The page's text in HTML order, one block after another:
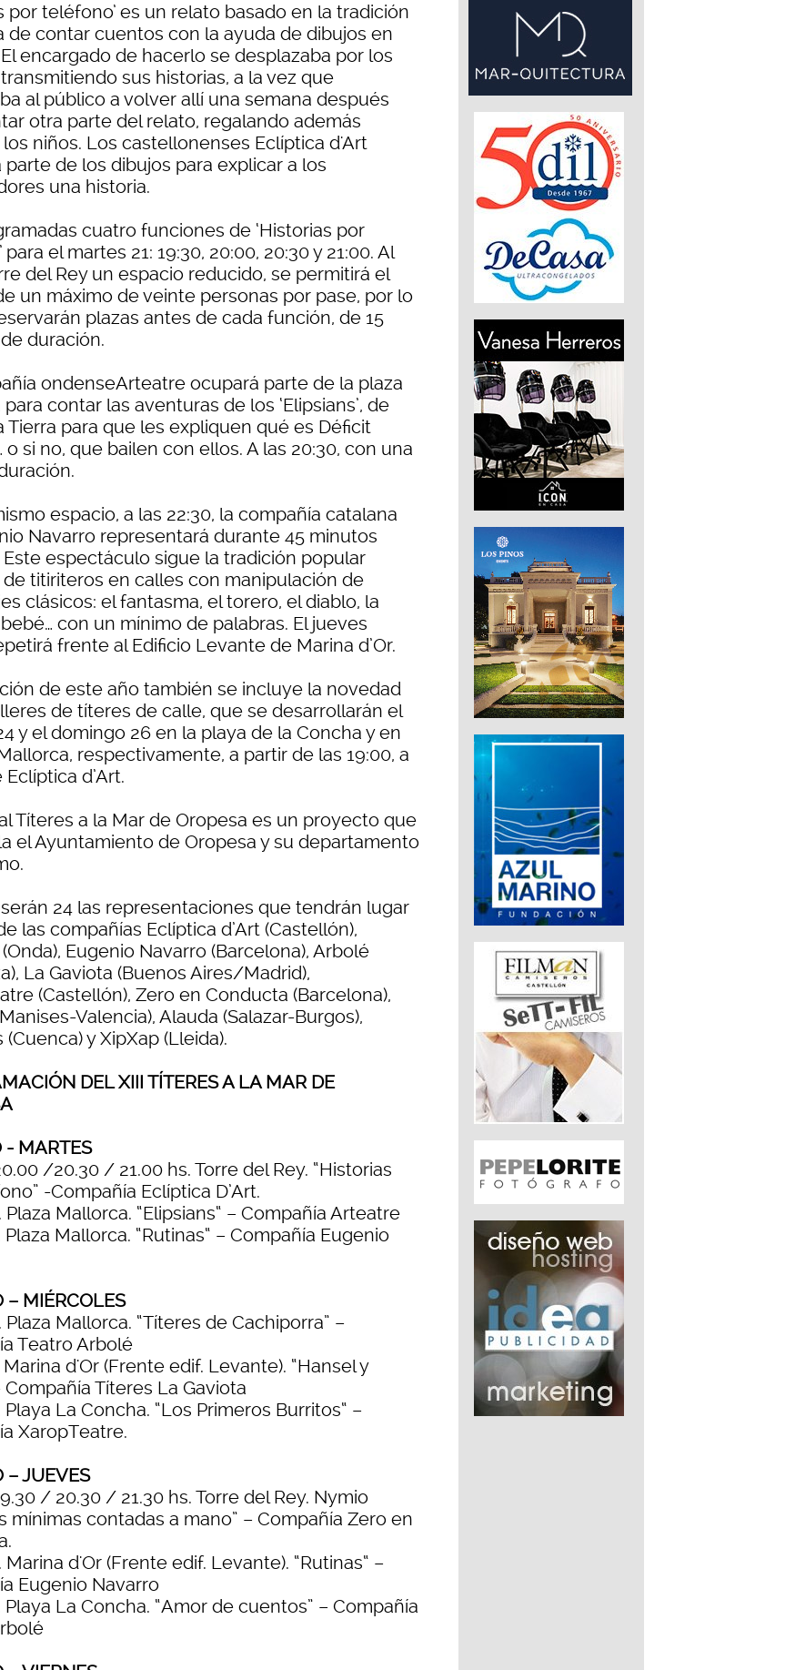
por teléfono’ es un relato basado en la tradición
de contar cuentos con la ayuda de dibujos en
encargado de hacerlo se desplazaba por los
sus historias, a la vez que
al público a volver allí una semana después
otra parte del relato, regalando además
niños. Los castellonenses Eclíptica d'Art
de los dibujos para explicar a los
una historia.
cuatro funciones de ‘Historias por
para el martes 21: 19:30, 20:00, 20:30 y 21:00. Al
del Rey un espacio reducido, se permitirá el
un máximo de veinte personas por pase, por lo
plazas antes de cada función, de 15
duración.
ondenseArteatre ocupará parte de la plaza
contar las aventuras de los ‘Elipsians’, de
Tierra para que les expliquen qué es Déficit
o si no, que bailen con ellos. A las 20:30, con una
espacio, a las 22:30, la compañía catalana
Navarro representará durante 45 minutos
Este espectáculo sigue la tradición popular
titiriteros en calles con manipulación de
clásicos: el fantasma, el torero, el diablo, la
con un mínimo de palabras. El jueves
frente al Edificio Levante de Marina d’Or.
de este año también se incluye la novedad
de títeres de calle, que se desarrollarán el
y el domingo 26 en la playa de la Concha y en
respectivamente, a partir de las 19:00, a
d’Art.
Títeres a la Mar de Oropesa es un proyecto que
el Ayuntamiento de Oropesa y su departamento
24 las representaciones que tendrán lugar
las compañías Eclíptica d’Art (Castellón),
Eugenio Navarro (Barcelona), Arbolé
La Gaviota (Buenos Aires/Madrid),
(Castellón), Zero en Conducta (Barcelona),
Valencia), Alauda (Salazar-Burgos),
y XipXap (Lleida).
DEL XIII TÍTERES A LA MAR DE
- MARTES
/20.30 / 21.00 hs. Torre del Rey. “Historias
-Compañía Eclíptica D’Art.
Plaza Mallorca. “Elipsians“ – Compañía Arteatre
Plaza Mallorca. “Rutinas“ – Compañía Eugenio
– MIÉRCOLES
Plaza Mallorca. “Títeres de Cachiporra” –
Teatro Arbolé
Marina d'Or (Frente edif. Levante). “Hansel y
Compañía Títeres La Gaviota
Playa La Concha. “Los Primeros Burritos“ –
XaropTeatre.
– JUEVES
/ 20.30 / 21.30 hs. Torre del Rey. Nymio
mínimas contadas a mano” – Compañía Zero en
Marina d'Or (Frente edif. Levante). “Rutinas“ –
Eugenio Navarro
Playa La Concha. “Amor de cuentos” – Compañía